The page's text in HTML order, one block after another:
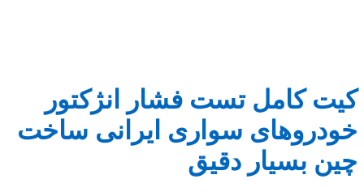
کیت کامل تست فشار انژکتور
خودروهای سواری ایرانی ساخت
چین بسیار دقیق